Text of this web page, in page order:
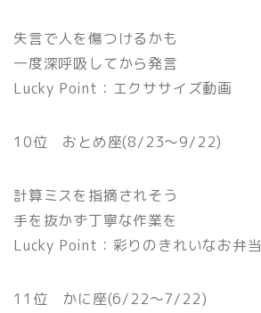
失言で人を傷つけるかも
一度深呼吸してから発言
Lucky Point：エクササイズ動画
10位 おとめ座(8/23〜9/22)
計算ミスを指摘されそう
手を抜かず丁寧な作業を
Lucky Point：彩りのきれいなお弁当
11位 かに座(6/22〜7/22)